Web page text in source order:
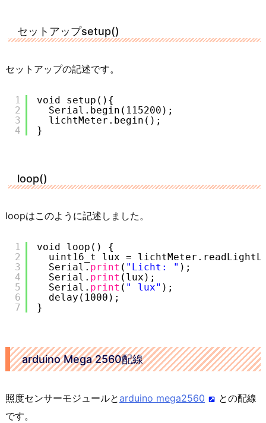
セットアップsetup()
セットアップの記述です。
1
2
3
4
void setup(){
Serial.begin(115200);
lichtMeter.begin();
}
loop()
loopはこのように記述しました。
1
2
3
4
5
6
7
void loop() {
uint16_t lux =
Serial. print ( "Licht: " );
Serial. print (lux);
Serial. print ( " lux" );
delay(1000);
}
arduino Mega 2560配線
照度センサーモジュールとarduino mega2560
との配線
です。